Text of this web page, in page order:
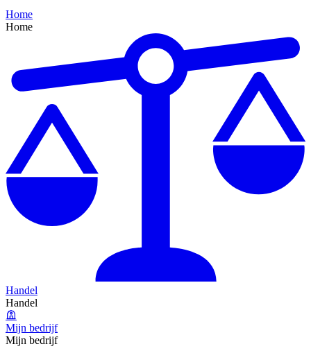
Home
Home
Handel
Handel
Mijn bedrijf
Mijn bedrijf